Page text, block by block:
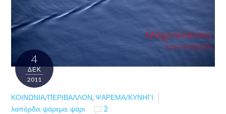
4
ΔΕΚ
2011
ΚΟΙΝΩΝΊΑ/ΠΕΡΙΒΆΛΛΟΝ, ΨΆΡΕΜΑ/ΚΥΝΉΓΙ
λαπόρδα, ψάρεμα, ψάρι 2